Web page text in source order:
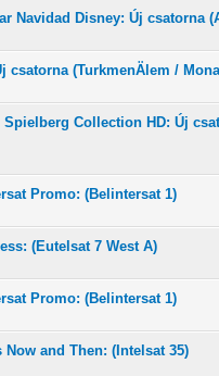
Navidad Disney: Új csatorna
5
csatorna (TurkmenÄlem /
5
Spielberg Collection HD: Új
Promo: (Belintersat 1)
5
(Eutelsat 7 West A)
5
Promo: (Belintersat 1)
5
and Then: (Intelsat 35)
5